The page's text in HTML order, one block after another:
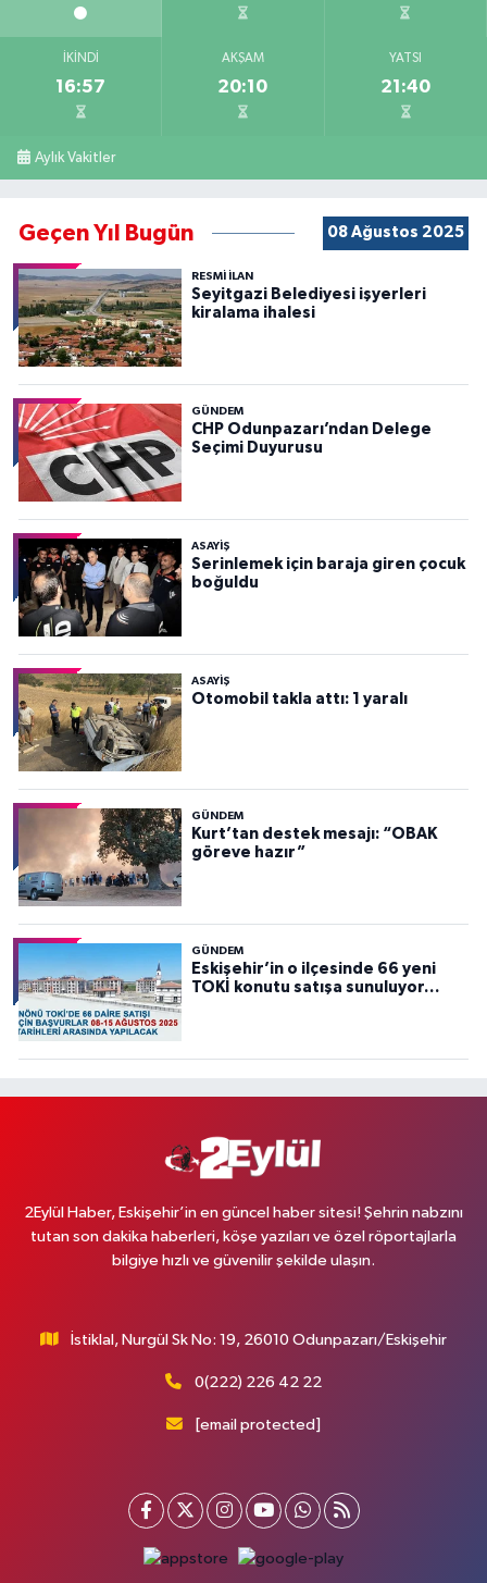
İKINDI
16:57
AKŞAM
20:10
YATSI
21:40
Aylık Vakitler
Geçen Yıl Bugün 08 Ağustos 2025
RESMİ İLAN
Seyitgazi Belediyesi işyerleri
kiralama ihalesi
GÜNDEM
CHP Odunpazarı’ndan Delege
Seçimi Duyurusu
ASAYİŞ
Serinlemek için baraja giren çocuk
boğuldu
ASAYİŞ
Otomobil takla attı: 1 yaralı
GÜNDEM
Kurt’tan destek mesajı: “OBAK
göreve hazır”
GÜNDEM
Eskişehir’in o ilçesinde 66 yeni
TOKİ konutu satışa sunuluyor…
2Eylül Haber, Eskişehir’in en güncel haber sitesi! Şehrin nabzını
tutan son dakika haberleri, köşe yazıları ve özel röportajlarla
bilgiye hızlı ve güvenilir şekilde ulaşın.
İstiklal, Nurgül Sk No: 19, 26010 Odunpazarı/Eskişehir
0(222) 226 42 22
[email protected]